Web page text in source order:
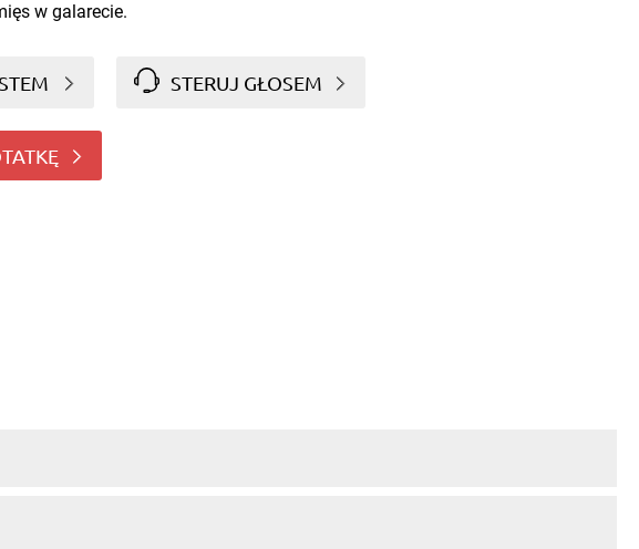
w galarecie.
STERUJ GŁOSEM